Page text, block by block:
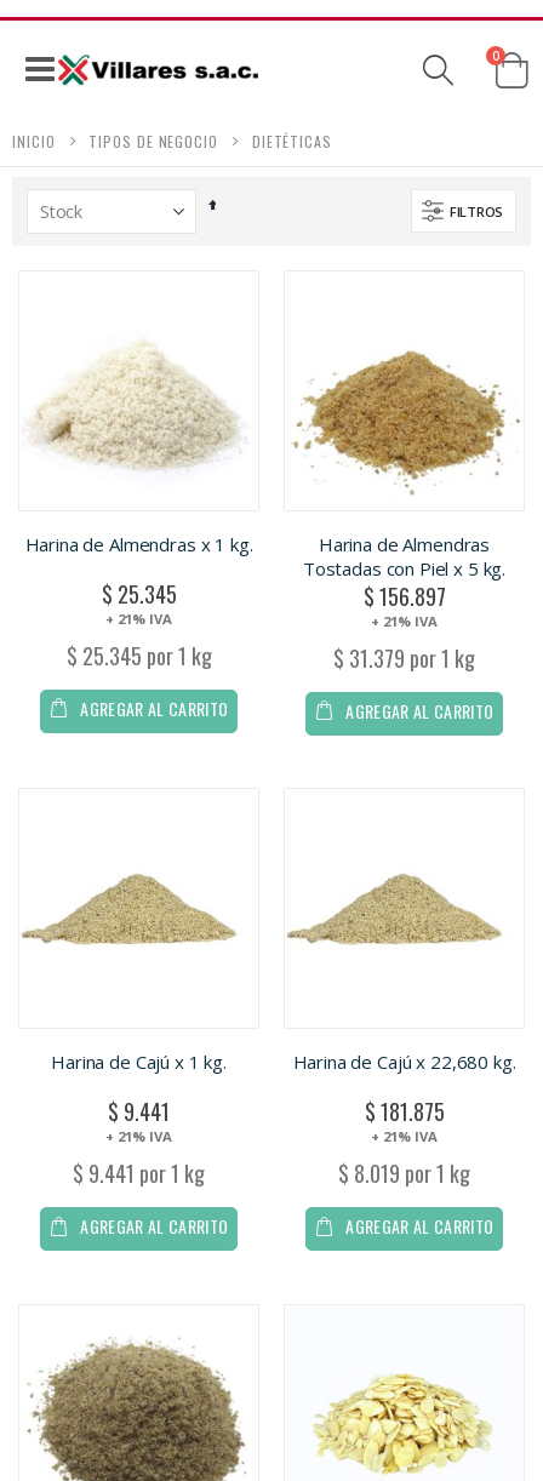
Navegación
0
INICIO TIPOS DE NEGOCIO DIETÉTICAS
FILTROS
Establecer
Harina de Almendras x 1 kg.
$ 25.345
+ 21% IVA
$ 25.345 por 1 kg
AGREGAR AL CARRITO
Harina de Almendras
Tostadas con Piel x 5 kg.
$ 156.897
+ 21% IVA
$ 31.379 por 1 kg
AGREGAR AL CARRITO
Harina de Cajú x 1 kg.
$ 9.441
+ 21% IVA
$ 9.441 por 1 kg
AGREGAR AL CARRITO
Harina de Cajú x 22,680 kg.
$ 181.875
+ 21% IVA
$ 8.019 por 1 kg
AGREGAR AL CARRITO